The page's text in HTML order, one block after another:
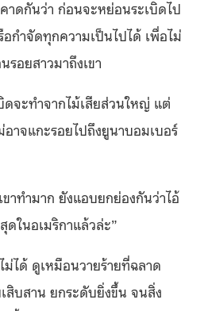
ดกันว่า ก่อนจะหย่อนระเบิดไป
กำจัดทุกความเป็นไปได้ เพื่อไม่
รอยสาวมาถึงเขา
ดจะทำจากไม้เสียส่วนใหญ่ แต่
อาจแกะรอยไปถึงยูนาบอมเบอร์
ขาทำมาก ยังแอบยกย่องกันว่าไอ้
ในอเมริกาแล้วล่ะ”
ม่ได้ ดูเหมือนวายร้ายที่ฉลาด
สิบสาน ยกระดับยิ่งขึ้น จนสิ่ง